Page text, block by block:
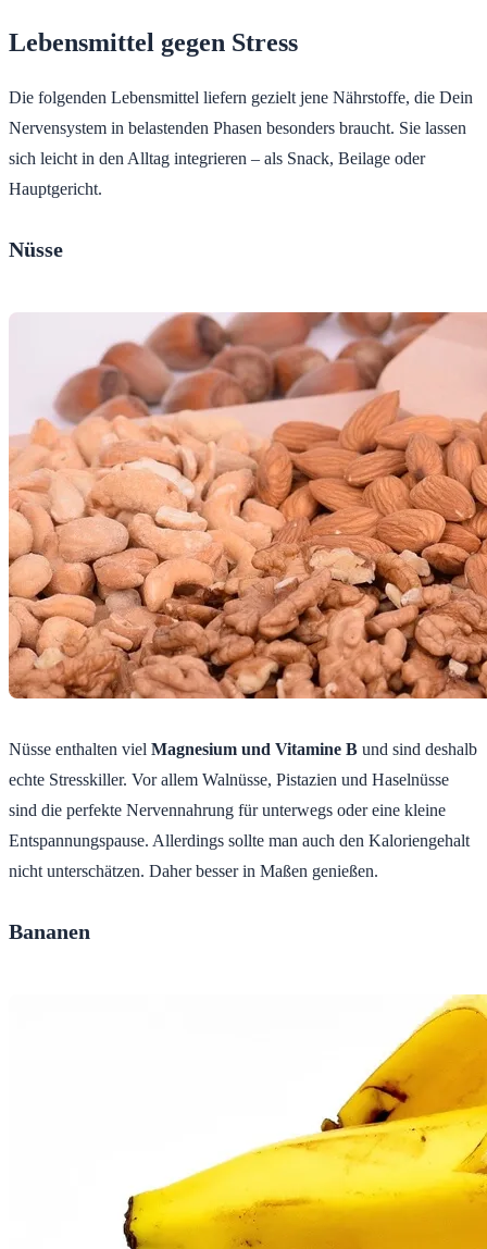
Lebensmittel gegen Stress
Die folgenden Lebensmittel liefern gezielt jene Nährstoffe, die Dein
Nervensystem in belastenden Phasen besonders braucht. Sie lassen
sich leicht in den Alltag integrieren – als Snack, Beilage oder
Hauptgericht.
Nüsse
Nüsse enthalten viel Magnesium und Vitamine B und sind deshalb
echte Stresskiller. Vor allem Walnüsse, Pistazien und Haselnüsse
sind die perfekte Nervennahrung für unterwegs oder eine kleine
Entspannungspause. Allerdings sollte man auch den Kaloriengehalt
nicht unterschätzen. Daher besser in Maßen genießen.
Bananen